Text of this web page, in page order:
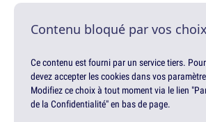
Contenu bloqué par vos
Ce contenu est fourni par un service tiers.
devez accepter les cookies dans vos
Modifiez ce choix à tout moment via le lien
de la Confidentialité" en bas de page.